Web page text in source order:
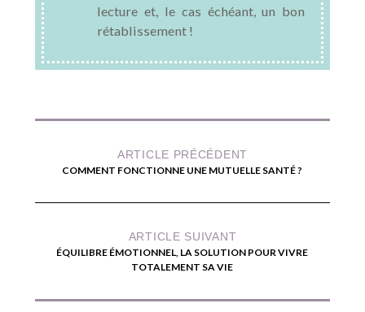
lecture et, le cas échéant, un bon
rétablissement !
ARTICLE PRÉCÉDENT
COMMENT FONCTIONNE UNE MUTUELLE SANTÉ ?
ARTICLE SUIVANT
ÉQUILIBRE ÉMOTIONNEL, LA SOLUTION POUR VIVRE
TOTALEMENT SA VIE